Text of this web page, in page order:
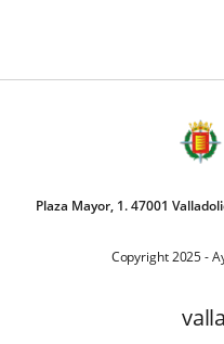
Plaza Mayor, 1. 47001
Copyright 2025 -